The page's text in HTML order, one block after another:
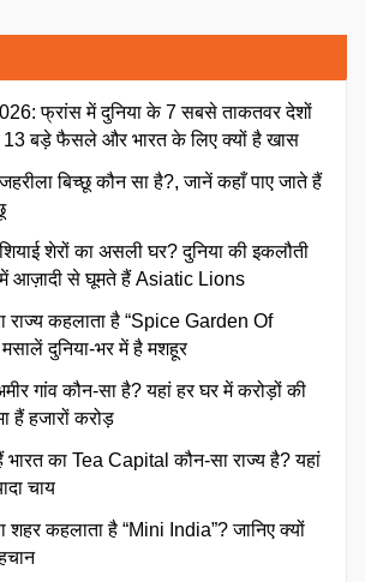
फ्रांस में दुनिया के 7 सबसे ताकतवर देशों
13 बड़े फैसले और भारत के लिए क्यों है खास
बिच्छू कौन सा है?, जानें कहाँ पाए जाते हैं
शेरों का असली घर? दुनिया की इकलौती
आज़ादी से घूमते हैं Asiatic Lions
राज्य कहलाता है “Spice Garden Of
दुनिया-भर में है मशहूर
गांव कौन-सा है? यहां हर घर में करोड़ों की
हैं हजारों करोड़
का Tea Capital कौन-सा राज्य है? यहां
चाय
शहर कहलाता है “Mini India”? जानिए क्यों